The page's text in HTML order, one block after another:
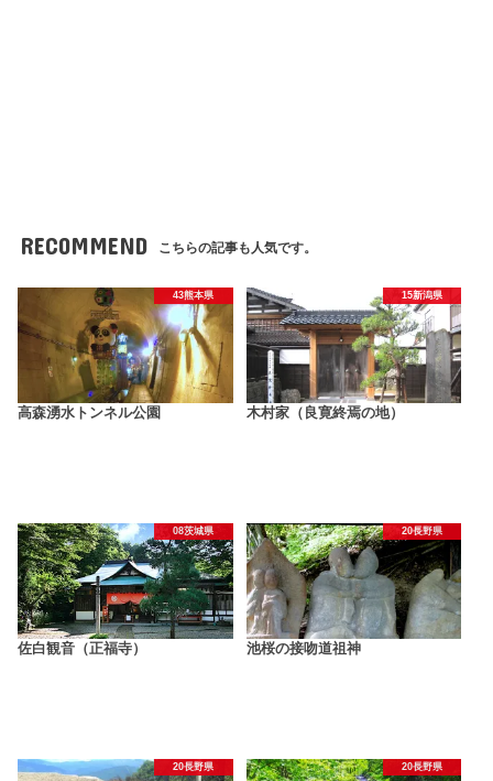
RECOMMEND こちらの記事も人気です。
43熊本県
高森湧水トンネル公園
15新潟県
木村家（良寛終焉の地）
08茨城県
佐白観音（正福寺）
20長野県
池桜の接吻道祖神
20長野県 20長野県